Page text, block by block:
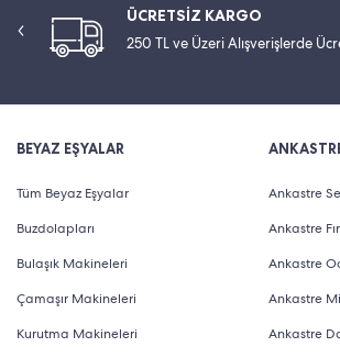
ÜCRETSİZ KARGO
250 TL ve Üzeri Alışverişlerde
BEYAZ EŞYALAR
Tüm Beyaz Eşyalar
Buzdolapları
Bulaşık Makineleri
Çamaşır Makineleri
Kurutma Makineleri
Ankastre
Ankastre
Ankastre
Ankastre
Ankastre